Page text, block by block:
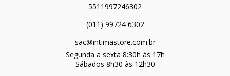
5511997246302
(011) 99724 6302
sac@intimastore.com.br
Segunda a sexta 8:30h às 17h
Sábados 8h30 às 12h30